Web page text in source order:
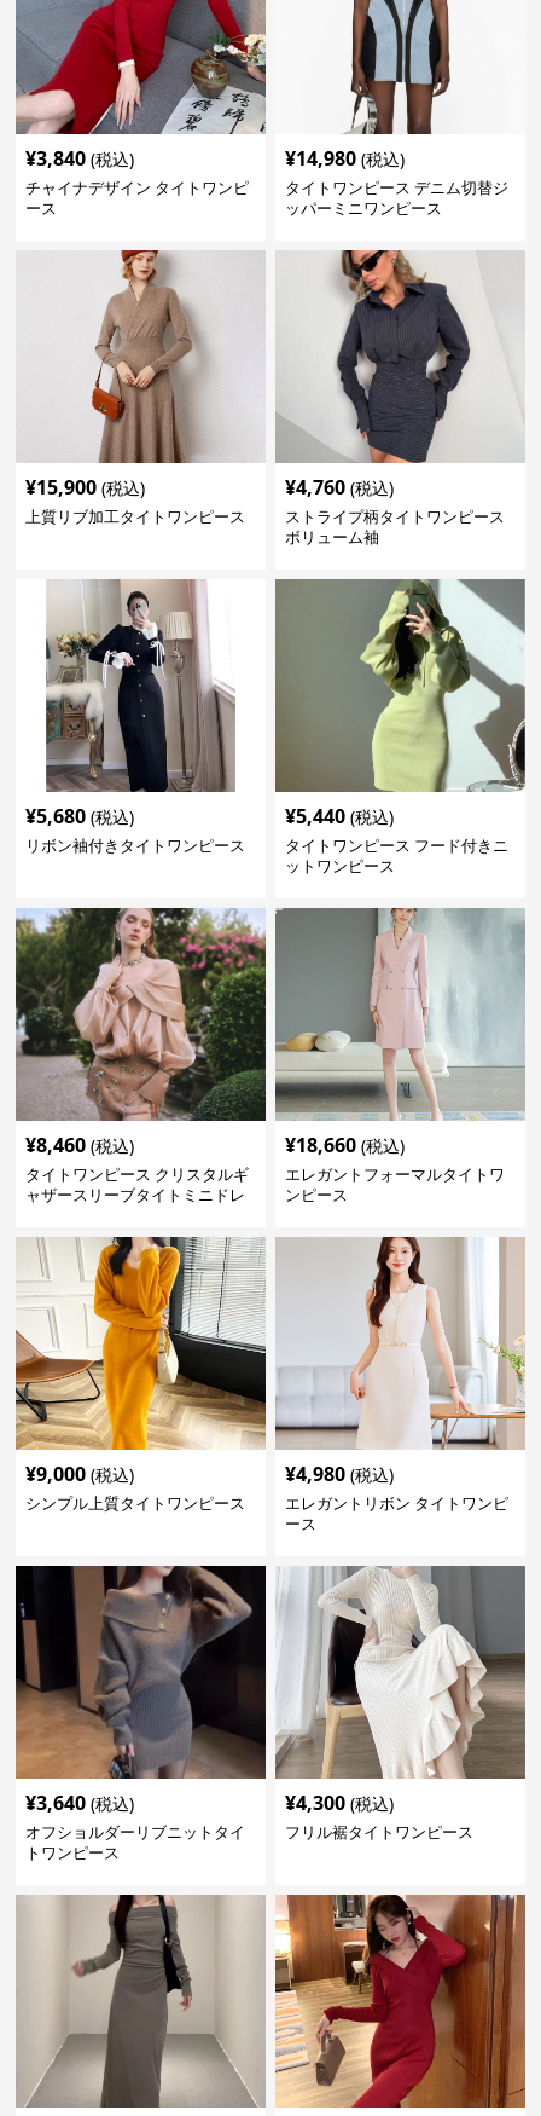
¥3,840 (税込)
チャイナデザイン タイトワンピ
ース
¥14,980 (税込)
タイトワンピース デニム切替ジ
ッパーミニワンピース
¥15,900 (税込)
上質リブ加工タイトワンピース
¥4,760 (税込)
ストライプ柄タイトワンピース
ボリューム袖
¥5,680 (税込)
リボン袖付きタイトワンピース
¥5,440 (税込)
タイトワンピース フード付きニ
ットワンピース
¥8,460 (税込)
タイトワンピース クリスタルギ
ャザースリーブタイトミニドレ
¥18,660 (税込)
エレガントフォーマルタイトワ
ンピース
¥9,000 (税込)
シンプル上質タイトワンピース
¥4,980 (税込)
エレガントリボン タイトワンピ
ース
¥3,640 (税込)
オフショルダーリブニットタイ
トワンピース
¥4,300 (税込)
フリル裾タイトワンピース